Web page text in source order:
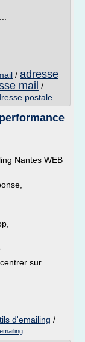
/ adresse
mail /
postale
Nantes WEB
sur...
d'emailing /